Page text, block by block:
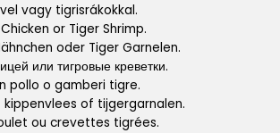
vagy tigrisrákokkal.
or Tiger Shrimp.
oder Tiger Garnelen.
или тигровые креветки.
pollo o gamberi tigre.
of tijgergarnalen.
ou crevettes tigrées.